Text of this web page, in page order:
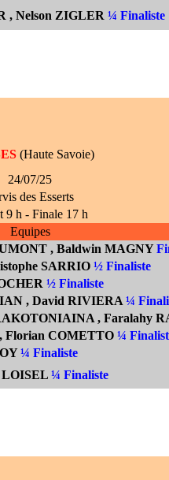
, Nelson ZIGLER ¼ Finaliste
(Haute Savoie)
24/07/25
des Esserts
9 h - Finale 17 h
Equipes
, Baldwin MAGNY
SARRIO ½ Finaliste
½ Finaliste
, David RIVIERA ¼
, Faralahy
Florian COMETTO ¼
¼ Finaliste
LOISEL ¼ Finaliste